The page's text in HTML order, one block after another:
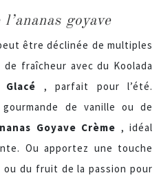
goyave
être déclinée de multiples
fraîcheur avec du Koolada
Glacé , parfait pour l’été.
de vanille ou de
Goyave Crème , idéal
Ou apportez une touche
du fruit de la passion pour